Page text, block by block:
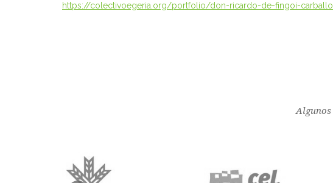
https://colectivoegeria.org/portfolio/don-ricardo-de-fingoi-
Algunos